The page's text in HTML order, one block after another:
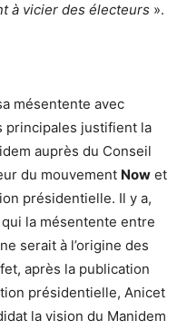
à vicier des électeurs ».
mésentente avec
principales justifient la
auprès du Conseil
du mouvement Now et
présidentielle. Il y a,
la mésentente entre
serait à l’origine des
après la publication
présidentielle, Anicet
la vision du Manidem